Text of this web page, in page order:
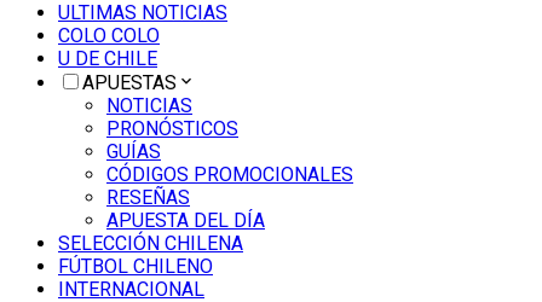
ULTIMAS NOTICIAS
COLO COLO
U DE CHILE
APUESTAS
NOTICIAS
PRONÓSTICOS
GUÍAS
CÓDIGOS PROMOCIONALES
RESEÑAS
APUESTA DEL DÍA
SELECCIÓN CHILENA
FÚTBOL CHILENO
INTERNACIONAL